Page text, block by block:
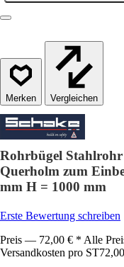
Vergleichen
Rohrbügel
Querholm zum
mm H = 1000 mm
Erste Bewertung schreiben
Preis — 72,00 € * Alle
Versandkosten pro ST